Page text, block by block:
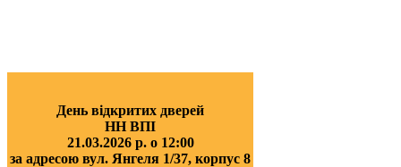
День відкритих дверей
НН ВПІ
21.03.2026 р. о 12:00
за адресою вул. Янгеля 1/37, корпус 8